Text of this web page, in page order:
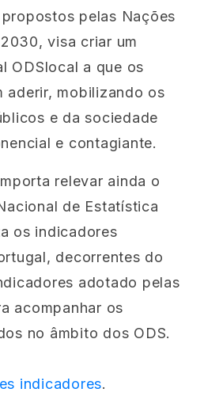
pelas Nações
visa criar um
ODSlocal a que os
aderir, mobilizando os
e da sociedade
e contagiante.​
relevar ainda o
de Estatística
os indicadores
decorrentes do
adotado pelas
acompanhar os
no âmbito dos ODS.
indicadores.